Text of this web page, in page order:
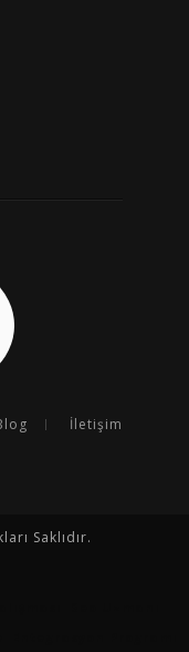
İletişim
Saklıdır.